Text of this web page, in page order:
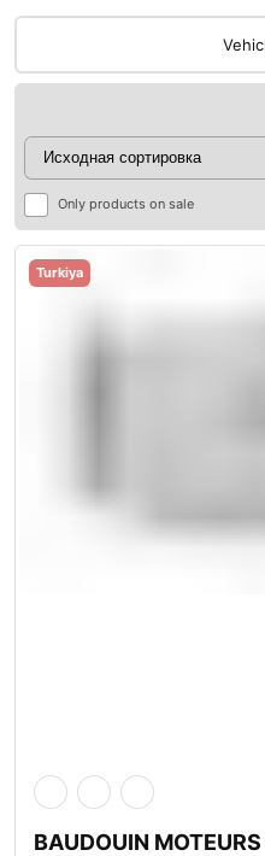
Only products on sale
Turkiya
BAUDOUIN